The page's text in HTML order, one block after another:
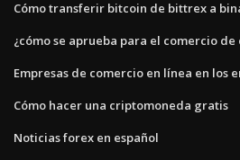
Cómo transferir bitcoin de bittrex a
¿cómo se aprueba para el comercio de
Empresas de comercio en línea en los
Cómo hacer una criptomoneda gratis
Noticias forex en español